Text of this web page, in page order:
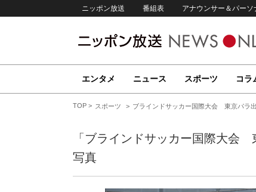
ニッポン放送 番組表 アナウンサー＆パーソ
エンタメ ニュース スポーツ コラ
TOP スポーツ ブラインドサッカー国際大会 東京パラ
「ブラインドサッカー国際大会
写真